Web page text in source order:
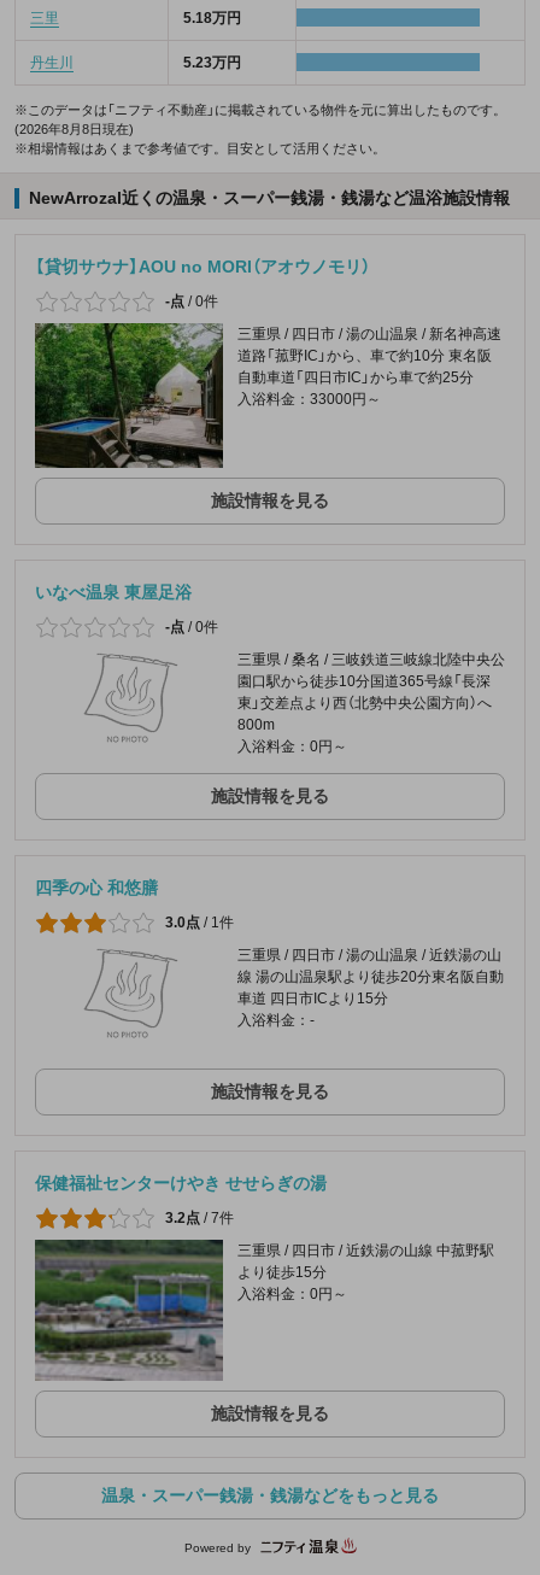
三里 5.18万円
丹生川 5.23万円
※このデータは「ニフティ不動産」に掲載されている物件を元に算出したものです。
(2026年8月8日現在)
※相場情報はあくまで参考値です。目安として活用ください。
NewArrozal近くの温泉・スーパー銭湯・銭湯など温浴施設情報
【貸切サウナ】AOU no MORI（アオウノモリ）
-点 /0件
三重県 / 四日市 / 湯の山温泉 / 新名神高速
道路「菰野IC」から、車で約10分 東名阪
自動車道「四日市IC」から車で約25分
入浴料金：33000円～
施設情報を見る
いなべ温泉 東屋足浴
-点 /0件
三重県 / 桑名 / 三岐鉄道三岐線北陸中央公
園口駅から徒歩10分国道365号線「長深
東」交差点より西（北勢中央公園方向）へ
800m
入浴料金：0円～
施設情報を見る
四季の心 和悠膳
3.0点 / 1件
三重県 / 四日市 / 湯の山温泉 / 近鉄湯の山
線 湯の山温泉駅より徒歩20分東名阪自動
車道 四日市ICより15分
入浴料金：-
施設情報を見る
保健福祉センターけやき せせらぎの湯
3.2点 /7件
三重県 / 四日市 / 近鉄湯の山線 中菰野駅
より徒歩15分
入浴料金：0円～
施設情報を見る
温泉・スーパー銭湯・銭湯などをもっと見る
Powered by